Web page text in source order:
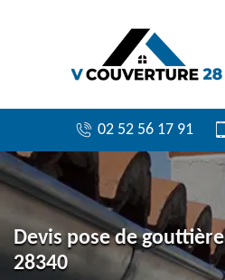
02 52 56 17 91
Devis pose de
28340